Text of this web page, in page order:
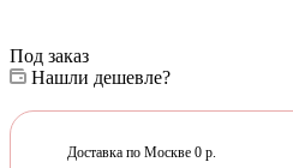
Под заказ
Нашли дешевле?
Доставка по Москве 0 р.